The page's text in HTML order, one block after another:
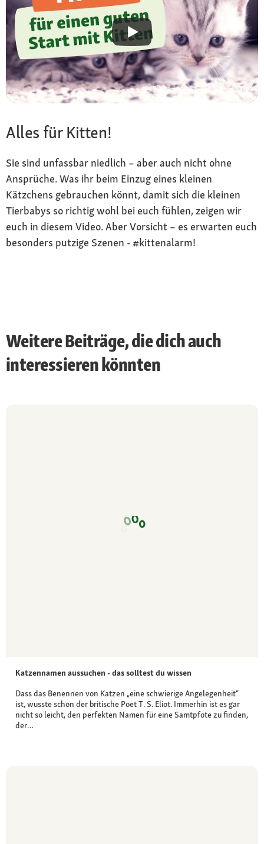
Alles für Kitten!
Sie sind unfassbar niedlich – aber auch nicht ohne
Ansprüche. Was ihr beim Einzug eines kleinen
Kätzchens gebrauchen könnt, damit sich die kleinen
Tierbabys so richtig wohl bei euch fühlen, zeigen wir
euch in diesem Video. Aber Vorsicht – es erwarten euch
besonders putzige Szenen - #kittenalarm!
Weitere Beiträge, die dich auch
interessieren könnten
Katzennamen aussuchen - das solltest du wissen
Dass das Benennen von Katzen „eine schwierige Angelegenheit“
ist, wusste schon der britische Poet T. S. Eliot. Immerhin ist es gar
nicht so leicht, den perfekten Namen für eine Samtpfote zu finden,
der…